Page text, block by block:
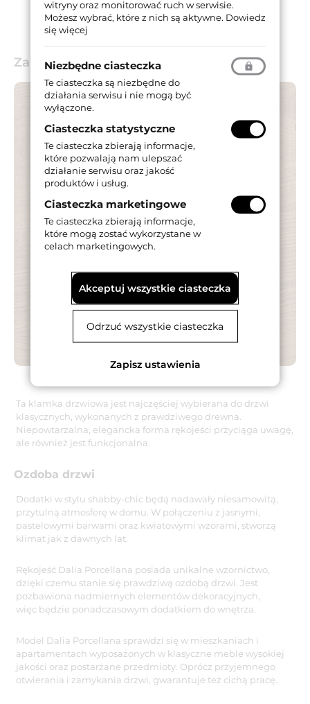
Zastosowanie
Ta klamka drzwiowa jest najczęściej wybierana do drzwi
klasycznych, wykonanych z prawdziwego drewna.
Niepowtarzalna, elegancka forma rękojeści przyciąga uwagę,
ale również jest funkcjonalna.
Ozdoba drzwi
Dodatki w stylu shabby-chic będą nadawały niesamowitą,
przytulną atmosferę w domu. W połączeniu z jasnymi,
pastelowymi barwami oraz kwiatowymi wzorami, stworzą
klimat jak z dawnych lat.
Rękojeść Dalia Porcellana posiada unikalne wzornictwo,
dzięki czemu stanie się prawdziwą ozdobą drzwi. Jest
pozbawiona nadmiernych elementów dekoracyjnych,
więc będzie ponadczasowym dodatkiem do wnętrza.
Model Dalia Porcellana sprawdzi się w mieszkaniach i
apartamentach wyposażonych w klasyczne meble wysokiej
jakości oraz postarzane przedmioty. Oprócz przyjemnego
otwierania i zamykania drzwi, gwarantuje też cichą pracę.
witryny oraz monitorować ruch w serwisie.
Możesz wybrać, które z nich są aktywne. Dowiedz
się więcej
Niezbędne ciasteczka
Te ciasteczka są niezbędne do
działania serwisu i nie mogą być
wyłączone.
Ciasteczka statystyczne
Te ciasteczka zbierają informacje,
które pozwalają nam ulepszać
działanie serwisu oraz jakość
produktów i usług.
Ciasteczka marketingowe
Te ciasteczka zbierają informacje,
które mogą zostać wykorzystane w
celach marketingowych.
Akceptuj wszystkie ciasteczka
Odrzuć wszystkie ciasteczka
Zapisz ustawienia